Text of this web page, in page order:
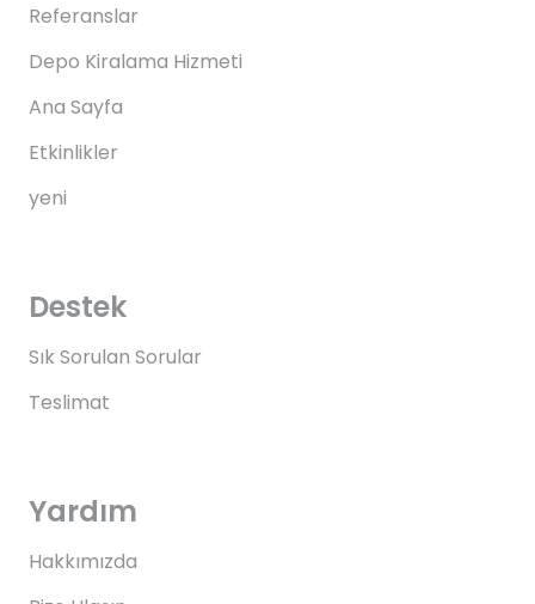
Referanslar
Depo Kiralama Hizmeti
Ana Sayfa
Etkinlikler
yeni
Destek
Sık Sorulan Sorular
Teslimat
Yardım
Hakkımızda